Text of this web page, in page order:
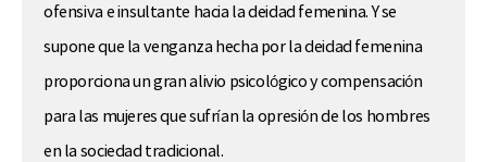
ofensiva e insultante hacia la deidad femenina. Y se
supone que la venganza hecha por la deidad femenina
proporciona un gran alivio psicológico y compensación
para las mujeres que sufrían la opresión de los hombres
en la sociedad tradicional.